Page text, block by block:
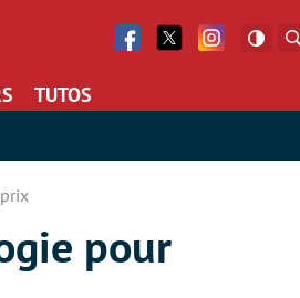
Facebook
Twitter Facebook
TUTOS
pour